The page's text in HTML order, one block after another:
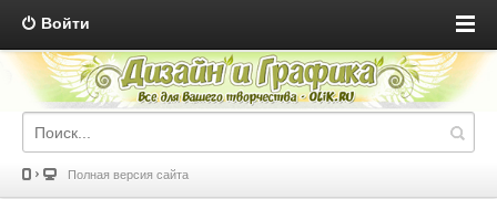
Войти
Полная версия сайта